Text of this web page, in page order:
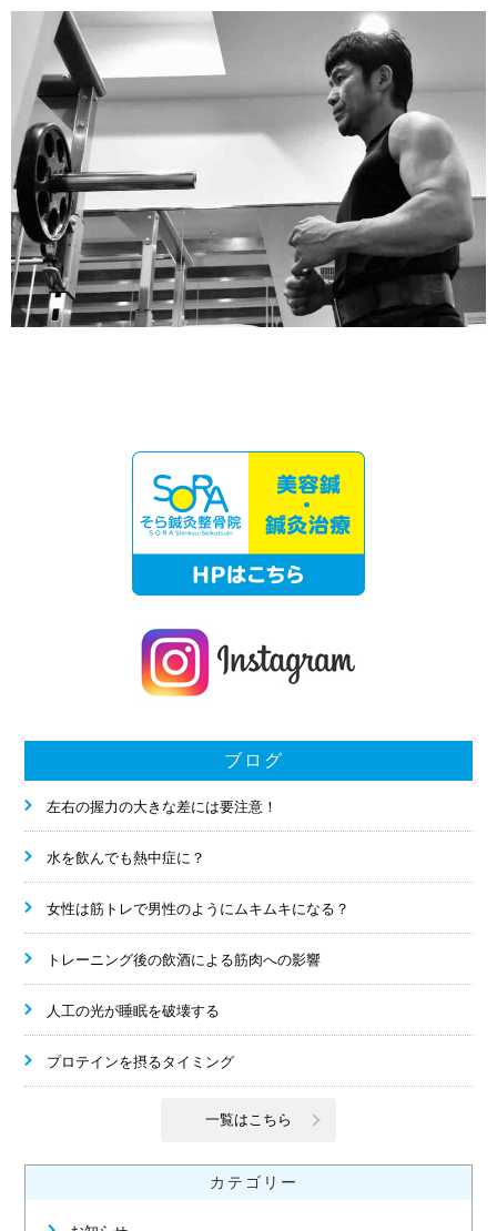
ブログ
左右の握力の大きな差には要注意！
水を飲んでも熱中症に？
女性は筋トレで男性のようにムキムキになる？
トレーニング後の飲酒による筋肉への影響
人工の光が睡眠を破壊する
プロテインを摂るタイミング
一覧はこちら
カテゴリー